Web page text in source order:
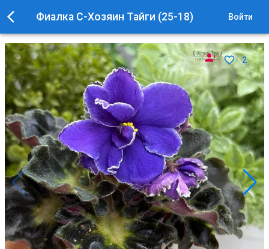
Фиалка С-Хозяин Тайги (25-18) Войти
2